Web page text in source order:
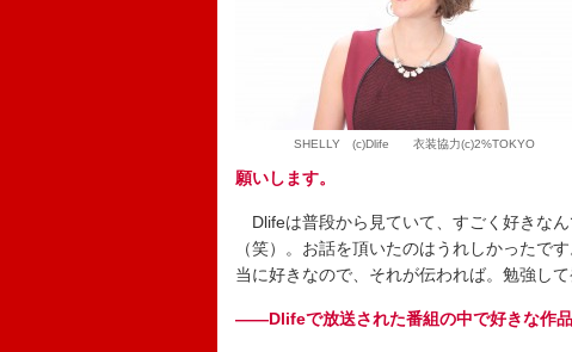
SHELLY (c)Dlife 衣装協力(c)2%TOKYO
願いします。
Dlifeは普段から見ていて、すごく好きな
（笑）。お話を頂いたのはうれしかったで
当に好きなので、それが伝われば。勉強し
――Dlifeで放送された番組の中で好きな作品